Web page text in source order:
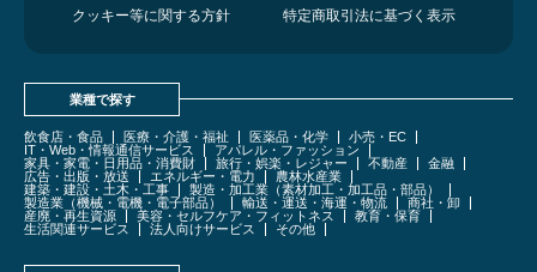
クッキー等に関する方針
特定商取引法に基づく表示
業種で探す
飲食店・食品 医療・介護・福祉 医薬品・化学
小売・EC
IT・Web・情報通信サービス
アパレル・ファッション
家具・家電・日用品・消費財
旅行・娯楽・レジャー 不動産
金融
広告・出版・放送
エネルギー・電力
農林水産業
建築・建設・土木・工事
製造・加工業（素材加工・加工品・部品）
製造業（機械・電機・電子部品）
輸送・運送・海運・物流
商社・卸
産廃・再生資源
美容・セルフケア・フィットネス
教育・保育
生活関連サービス
法人向けサービス その他